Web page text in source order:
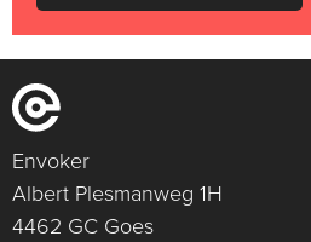
Envoker
Albert Plesmanweg 1H
4462 GC Goes